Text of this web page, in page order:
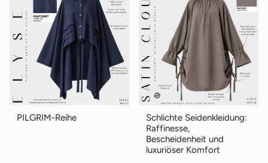
PILGRIM-Reihe
Schlichte Seidenkleidung:
Raffinesse,
Bescheidenheit und
luxuriöser Komfort